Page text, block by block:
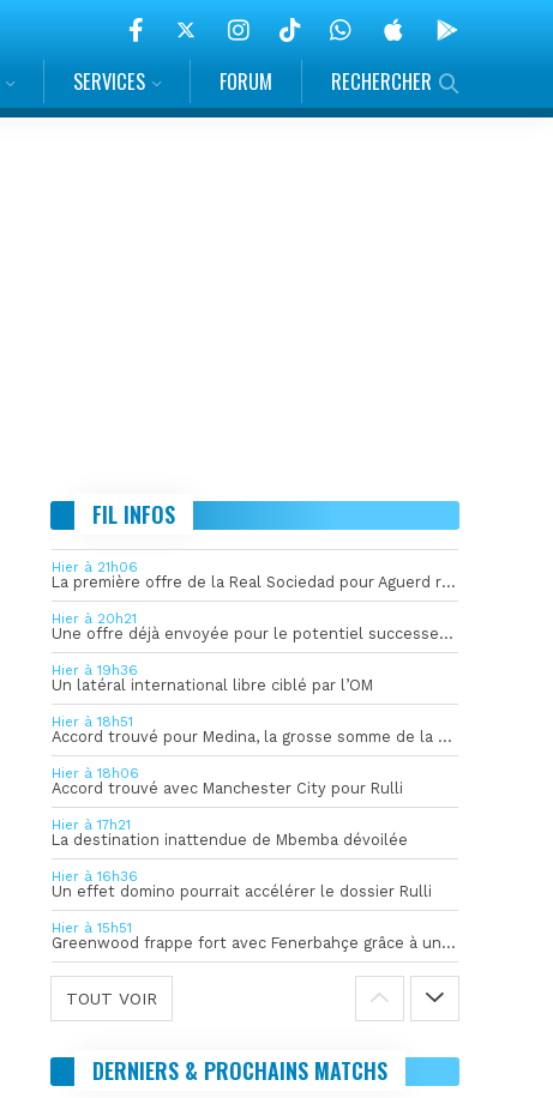
SERVICES FORUM RECHERCHER
FIL INFOS
Hier à 21h06
La première offre de la Real Sociedad pour Aguerd refusée par l’OM
Hier à 20h21
Une offre déjà envoyée pour le potentiel successeur de Rulli
Hier à 19h36
Un latéral international libre ciblé par l’OM
Hier à 18h51
Accord trouvé pour Medina, la grosse somme de la vente dévoilée
Hier à 18h06
Accord trouvé avec Manchester City pour Rulli
Hier à 17h21
La destination inattendue de Mbemba dévoilée
Hier à 16h36
Un effet domino pourrait accélérer le dossier Rulli
Hier à 15h51
Greenwood frappe fort avec Fenerbahçe grâce à un but spectaculaire
TOUT VOIR
DERNIERS & PROCHAINS MATCHS